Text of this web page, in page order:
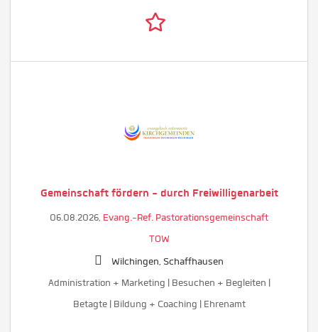
Gemeinschaft fördern - durch Freiwilligenarbeit
06.08.2026, Evang.-Ref. Pastorationsgemeinschaft
TOW
Wilchingen, Schaffhausen
Administration + Marketing | Besuchen + Begleiten |
Betagte | Bildung + Coaching | Ehrenamt